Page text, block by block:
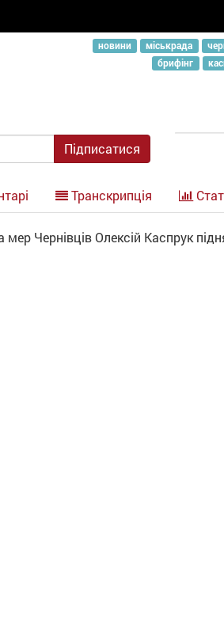
міськрада
новини
брифінг
Підписатися
Транскрипція
Чернівців Олексій Каспрук